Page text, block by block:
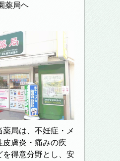
薬局ヘ
局は、不妊症・メ
皮膚炎・痛みの疾
を得意分野とし、安